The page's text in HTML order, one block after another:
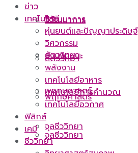
วิวัฒนาการ
สัตววิทยา
พฤกษศาสตร์
จุลชีววิทยา
วิวัฒนาการ
สัตววิทยา
พฤกษศาสตร์
จุลชีววิทยา
ข่าว
เทคโนโลยี
หุ่นยนต์และปัญญาประดิษฐ์
วิศวกรรม
ยานพาหนะ
พลังงาน
เทคโนโลยีอาหาร
เทคโนโลยีการคำนวณ
เทคโนโลยีอวกาศ
ฟิสิกส์
เคมี
ชีววิทยา